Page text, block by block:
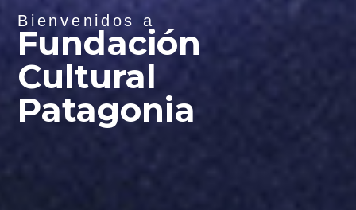
Bienvenidos a
Fundación
Cultural
Patagonia